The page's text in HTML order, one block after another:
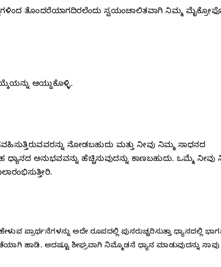
ತೊಂದರೆಯಾಗದಿರಲೆಂದು ಸ್ವಯಂಚಾಲಿತವಾಗಿ ನಿಮ್ಮ
ಆಯ್ದುಕೊಳ್ಳಿ.
ನೋಡಬಹುದು ಮತ್ತು ನೀವು ನಿಮ್ಮ ಸಾಧನದ
ಅನುಭವವನ್ನು ಹೆಚ್ಚಿಸುವುದನ್ನು ಕಾಣಬಹುದು. ಒಮ್ಮೆ ನೀವು
ಪ್ರಾರ್ಥನೆಗಳನ್ನು ಅದೇ ರೂಪದಲ್ಲಿ ಪುನರುಚ್ಚರಿಸುತ್ತಾ ಧ್ಯಾನದಲ್ಲಿ
ಹಾಡಿ. ಆದಷ್ಟೂ ಶೀಘ್ರವಾಗಿ ನಿಮ್ಮೊಡನೆ ಧ್ಯಾನ ಮಾಡುವುದನ್ನು ನಾವು